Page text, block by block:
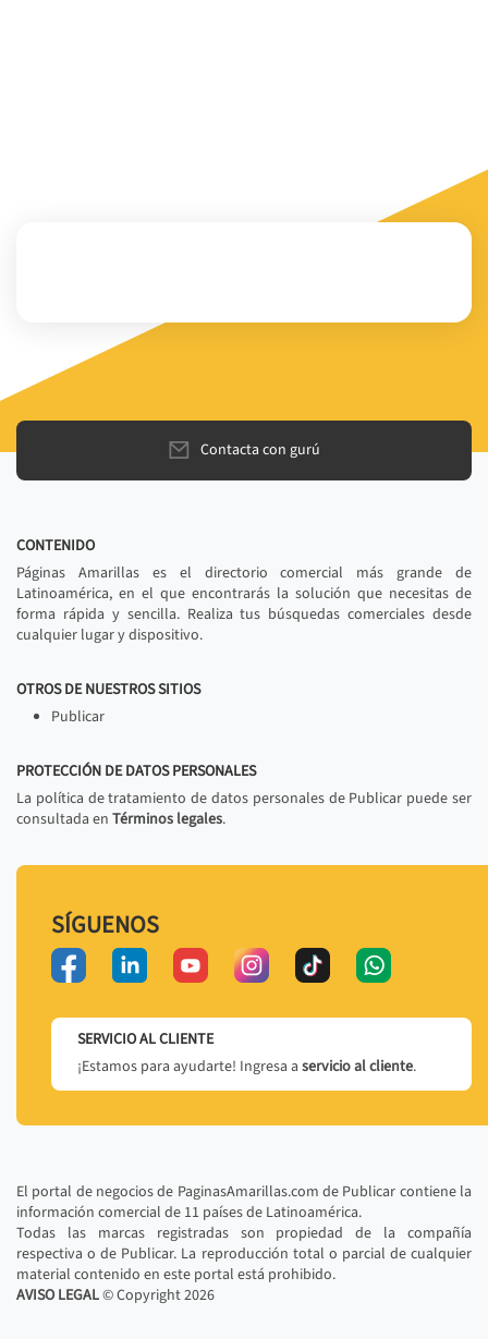
Contacta con gurú
CONTENIDO
Páginas Amarillas es el directorio comercial más grande de
Latinoamérica, en el que encontrarás la solución que necesitas de
forma rápida y sencilla. Realiza tus búsquedas comerciales desde
cualquier lugar y dispositivo.
OTROS DE NUESTROS SITIOS
Publicar
PROTECCIÓN DE DATOS PERSONALES
La política de tratamiento de datos personales de Publicar puede ser
consultada en Términos legales.
SÍGUENOS
SERVICIO AL CLIENTE
¡Estamos para ayudarte! Ingresa a servicio al cliente.
El portal de negocios de PaginasAmarillas.com de Publicar contiene la
información comercial de 11 países de Latinoamérica.
Todas las marcas registradas son propiedad de la compañía
respectiva o de Publicar. La reproducción total o parcial de cualquier
material contenido en este portal está prohibido.
AVISO LEGAL© Copyright2026